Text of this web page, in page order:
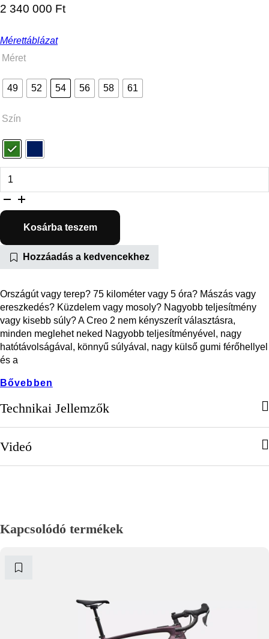
2 340 000 Ft
Mérettáblázat
Méret
49 52 54 56 58 61
Szín
Kosárba teszem
Hozzáadás a kedvencekhez
Országút vagy terep? 75 kilométer vagy 5 óra? Mászás vagy
ereszkedés? Küzdelem vagy mosoly? Nagyobb teljesítmény
vagy kisebb súly? A Creo 2 nem kényszerít választásra,
minden meglehet neked Nagyobb teljesítményével, nagy
hatótávolságával, könnyű súlyával, nagy külső gumi férőhellyel
és a
Bővebben
Technikai Jellemzők
Videó
Kapcsolódó termékek